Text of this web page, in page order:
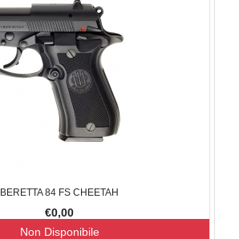
BERETTA 84 FS CHEETAH
€0,00
Non Disponibile